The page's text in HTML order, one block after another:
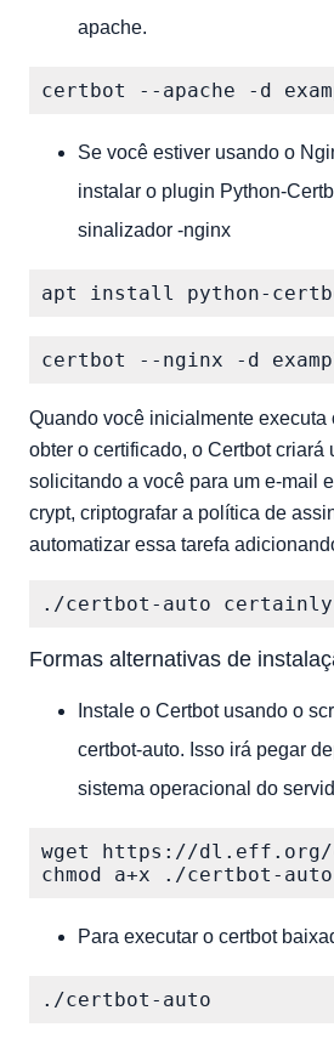
apache.
Se você estiver usando o
instalar o plugin Python-
sinalizador -nginx
Quando você inicialmente executa
obter o certificado, o Certbot criará
solicitando a você para um e-mail
crypt, criptografar a política de
automatizar essa tarefa
Formas alternativas de
Instale o Certbot usando o
certbot-auto. Isso irá pegar
sistema operacional do
wget https://dl.eff.org/
Para executar o certbot